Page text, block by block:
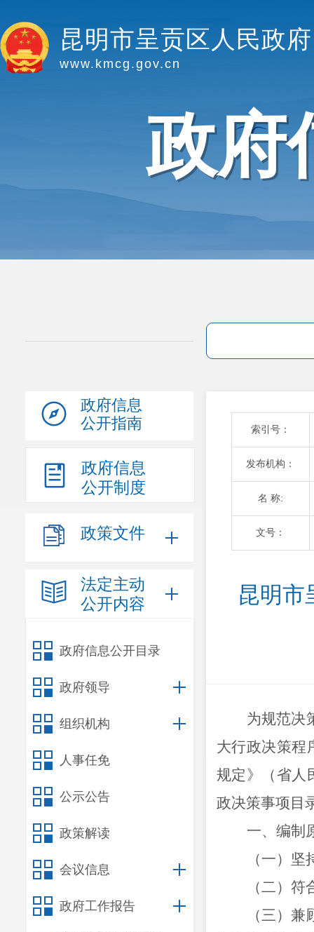
昆明市呈贡区人民政府
www.kmcg.gov.cn
政府
政府信息
公开指南
政府信息
公开制度
政策文件
法定主动
公开内容
政府信息公开目录
政府领导
组织机构
人事任免
公示公告
政策解读
会议信息
政府工作报告
索引号：
发布机构：
名 称:
文号：
昆明市
为规范决
大行政决策程
规定》（省人
政决策事项目
一、编制
（一）
（二）
（三）